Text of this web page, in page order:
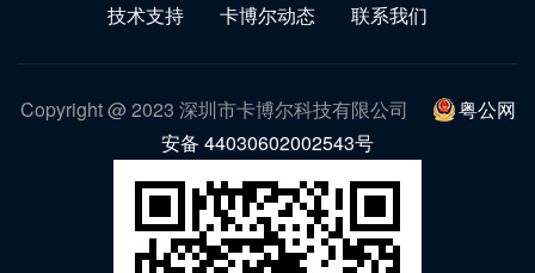
技术支持
卡博尔动态 联系我们
Copyright @ 2023 深圳市卡博尔科技有限公司
粤公网
安备 44030602002543号